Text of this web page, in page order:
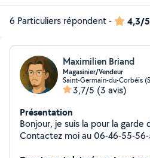
6 Particuliers répondent- 4,3/5
Maximilien Briand
Magasinier/Vendeur
Saint-Germain-du-Corbéis
3,7/5 (3 avis)
Présentation
Bonjour, je suis la pour la garde
Contactez moi au 06-46-55-